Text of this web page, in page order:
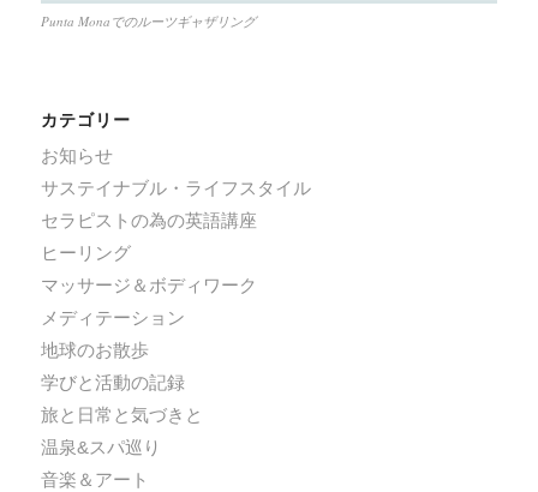
Punta Monaでのルーツギャザリング
カテゴリー
お知らせ
サステイナブル・ライフスタイル
セラピストの為の英語講座
ヒーリング
マッサージ＆ボディワーク
メディテーション
地球のお散歩
学びと活動の記録
旅と日常と気づきと
温泉&スパ巡り
音楽＆アート